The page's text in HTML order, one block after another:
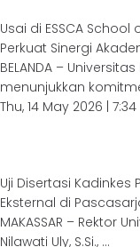
Usai di ESSCA
Perkuat Sinergi
BELANDA –
menunjukkan
Thu, 14 May 2026 | 7:34
Uji Disertasi Kadinkes
Eksternal di
MAKASSAR – Rektor
Nilawati Uly, S.Si., ...